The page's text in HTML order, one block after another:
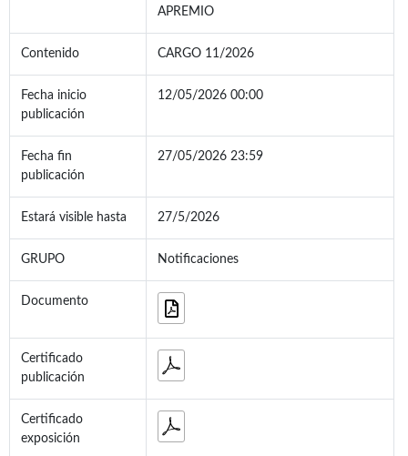
APREMIO
Contenido CARGO 11/2026
Fecha inicio
publicación
12/05/2026 00:00
Fecha fin
publicación
27/05/2026 23:59
Estará visible hasta 27/5/2026
GRUPO Notificaciones
Documento
Certificado
publicación
Certificado
exposición